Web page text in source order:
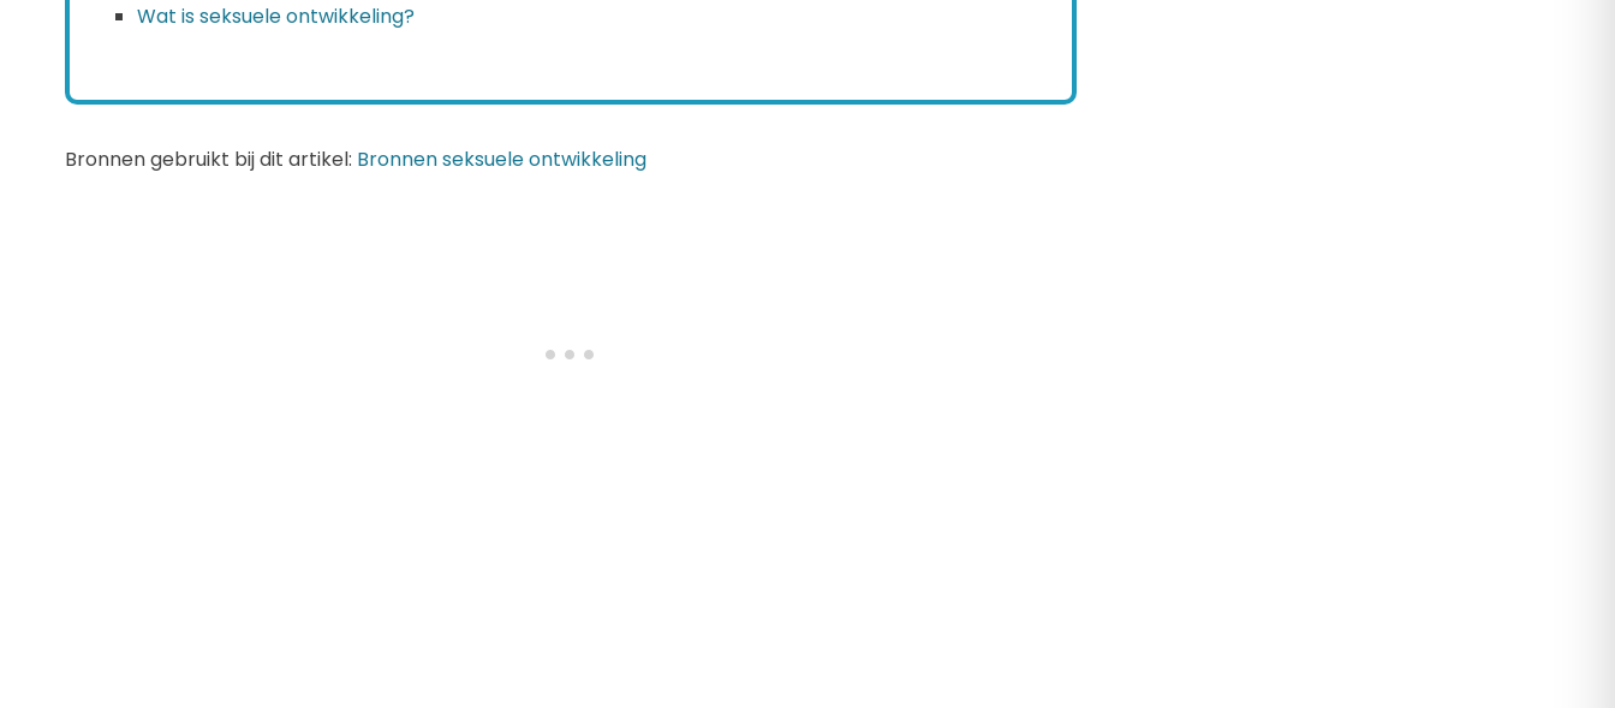
Wat is seksuele ontwikkeling?
Bronnen gebruikt bij dit artikel: Bronnen seksuele ontwikkeling